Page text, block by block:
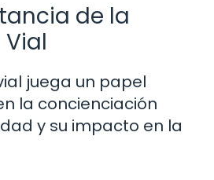
de la
juega un papel
la concienciación
y su impacto en la